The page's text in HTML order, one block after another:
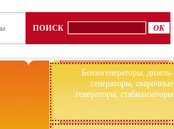
ПОИСК
Бензогенераторы, дизель-
генераторы, сварочные
генераторы, стабилизаторы